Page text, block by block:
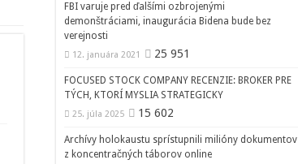
FBI varuje pred ďalšími ozbrojenými
demonštráciami, inaugurácia Bidena bude bez
verejnosti
12. januára 2021 25 951
FOCUSED STOCK COMPANY RECENZIE: BROKER PRE
TÝCH, KTORÍ MYSLIA STRATEGICKY
25. júla 2025 15 602
Archívy holokaustu sprístupnili milióny dokumentov
z koncentračných táborov online